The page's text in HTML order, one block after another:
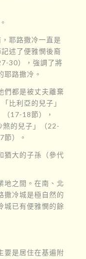
耶路撒冷一直是
述了便雅憫後裔
30），強調了將
耶路撒冷。
們都是被丈夫離棄
比利亞的兒子」
（17-18節），
煞的兒子」（22-
）。
猶大的子孫（參代
地之間。在南、北
撒冷城是極自然的
城已有便雅憫的餘
要是居住在基遍附